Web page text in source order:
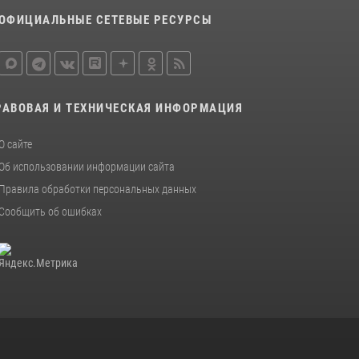
Первый Мурманский терминал» передал
области новый автомобиль для несения
службы
21 июля 2026, 08:15 1
мини-отеле
09 июля 2026, 07:56
СЕТЕВЫЕ РЕСУРСЫ
И ТЕХНИЧЕСКАЯ ИНФОРМАЦИЯ
О сайте
Об использовании информации сайта
Правила обработки персональных данных
Сообщить об ошибках